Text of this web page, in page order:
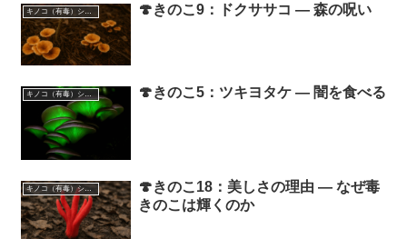
キノコ（有毒）シリーズ 🍄きのこ9：ドクササコ ― 森の呪い
キノコ（有毒）シリーズ 🍄きのこ5：ツキヨタケ ― 闇を食べる
キノコ（有毒）シリーズ
🍄きのこ18：美しさの理由 ― なぜ毒
きのこは輝くのか